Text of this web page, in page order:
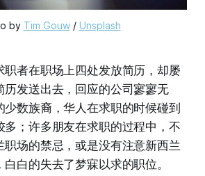
by Tim Gouw / Unsplash
职者在职场上四处发放简历，却屡
历发送出去，回应的公司寥寥无
少数族裔，华人在求职的时候碰到
多；许多朋友在求职的过程中，不
职场的禁忌，或是没有注意新西兰
白的失去了梦寐以求的职位。